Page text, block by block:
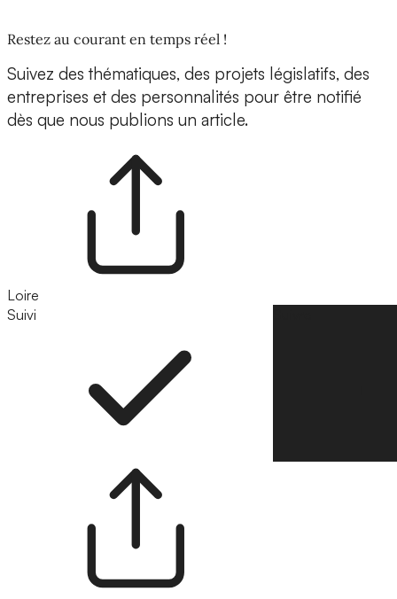
Restez au courant en temps réel !
Suivez des thématiques, des projets législatifs, des
entreprises et des personnalités pour être notifié
dès que nous publions un article.
Loire
Suivi